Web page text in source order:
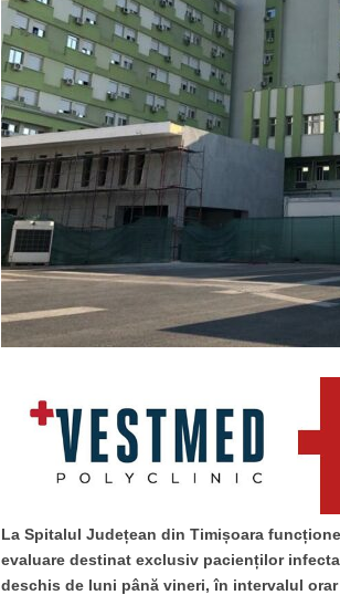
La Spitalul Județean din Timișoara
evaluare destinat exclusiv pacienților
deschis de luni până vineri, în intervalul orar